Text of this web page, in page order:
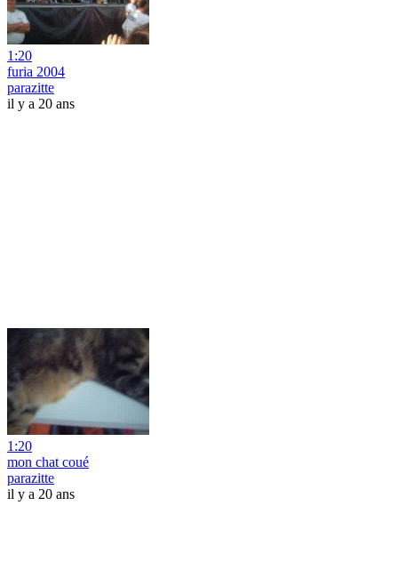
1:20
furia 2004
parazitte
il y a 20 ans
1:20
mon chat coué
parazitte
il y a 20 ans